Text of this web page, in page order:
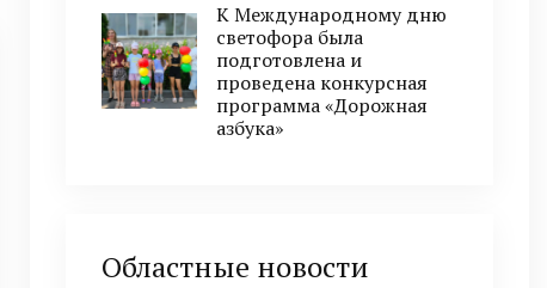
К Международному дню
светофора была
подготовлена и
проведена конкурсная
программа «Дорожная
азбука»
Областные новости